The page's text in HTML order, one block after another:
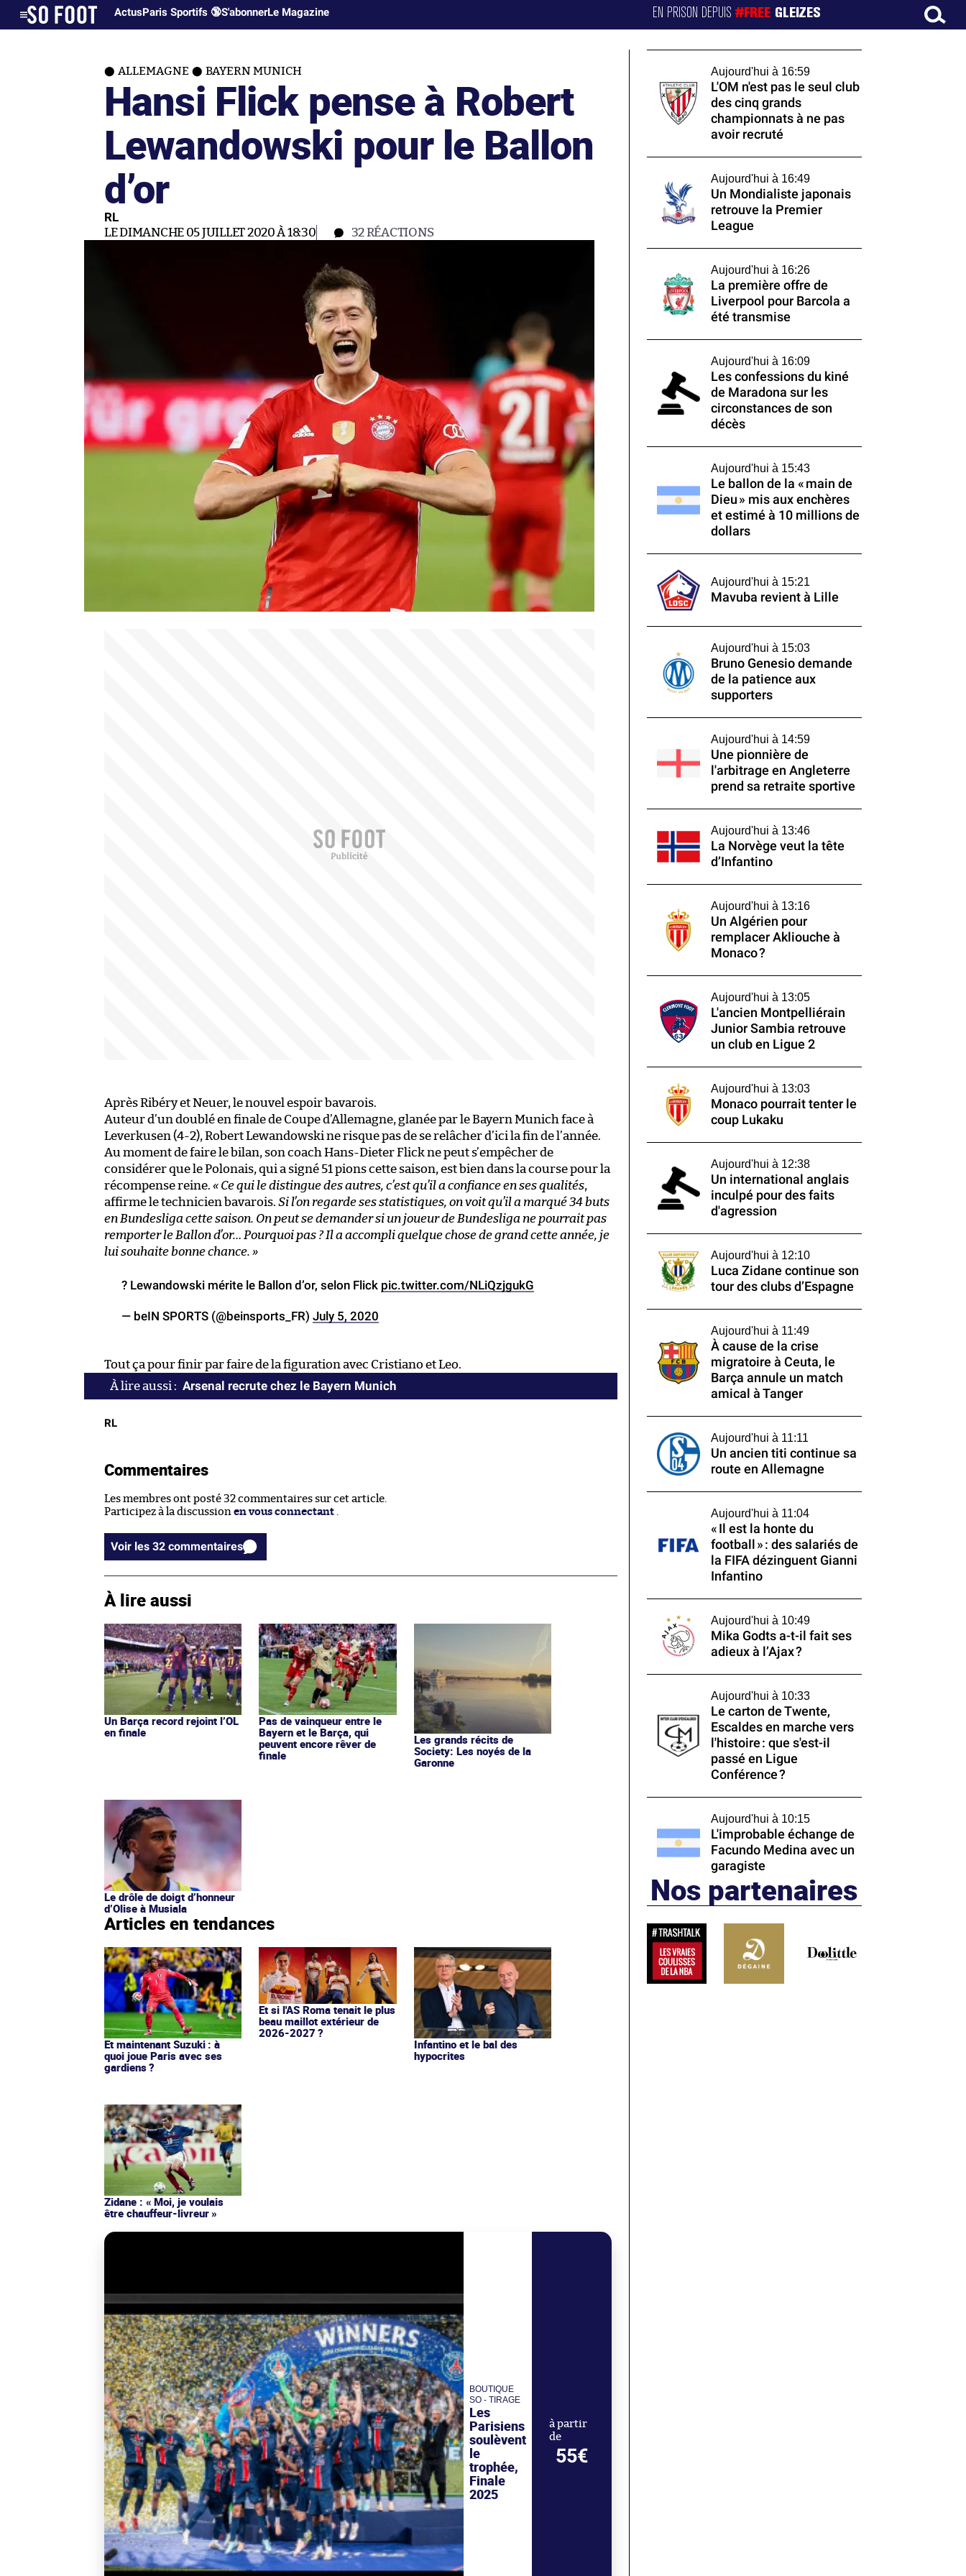
ActusParis Sportifs 🔞S'abonnerLe Magazine EN PRISON DEPUIS#FREE GLEIZES
ALLEMAGNE BAYERN MUNICH
Hansi Flick pense à Robert
Lewandowski pour le Ballon
d’or
RL
LE DIMANCHE 05 JUILLET 2020 À 18:30 32RÉACTIONS
Après Ribéry et Neuer, le nouvel espoir bavarois.
Auteur d’un doublé en finale de Coupe d’Allemagne, glanée par le Bayern Munich face à
Leverkusen (4-2), Robert Lewandowski ne risque pas de se relâcher d’ici la fin de l’année.
Au moment de faire le bilan, son coach Hans-Dieter Flick ne peut s’empêcher de
considérer que le Polonais, qui a signé 51 pions cette saison, est bien dans la course pour la
récompense reine. « Ce qui le distingue des autres, c’est qu’il a confiance en ses qualités,
affirme le technicien bavarois. Si l’on regarde ses statistiques, on voit qu’il a marqué 34 buts
en Bundesliga cette saison. On peut se demander si un joueur de Bundesliga ne pourrait pas
remporter le Ballon d’or… Pourquoi pas ? Il a accompli quelque chose de grand cette année, je
lui souhaite bonne chance. »
? Lewandowski mérite le Ballon d’or, selon Flick pic.twitter.com/NLiQzjgukG
— beIN SPORTS (@beinsports_FR) July 5, 2020
Tout ça pour finir par faire de la figuration avec Cristiano et Leo.
Arsenal recrute chez le Bayern Munich
RL
Commentaires
Les membres ont posté 32 commentaires sur cet article.
Participez à la discussion en vous connectant .
Voir les 32 commentaires
À lire aussi
Un Barça record rejoint l’OL
en finale
Pas de vainqueur entre le
Bayern et le Barça, qui
peuvent encore rêver de
finale
Les grands récits de
Society: Les noyés de la
Garonne
Le drôle de doigt d’honneur
d’Olise à Musiala
Articles en tendances
Et maintenant Suzuki : à
quoi joue Paris avec ses
gardiens ?
Et si l'AS Roma tenait le plus
beau maillot extérieur de
2026-2027 ?
Infantino et le bal des
hypocrites
Zidane : « Moi, je voulais
être chauffeur-livreur »
BOUTIQUE
SO - TIRAGE
Les
Parisiens
soulèvent
le
trophée,
Finale
2025
à partir
de
55€
Aujourd'hui à 16:59
L'OM n'est pas le seul club
des cinq grands
championnats à ne pas
avoir recruté
Aujourd'hui à 16:49
Un Mondialiste japonais
retrouve la Premier
League
Aujourd'hui à 16:26
La première offre de
Liverpool pour Barcola a
été transmise
Aujourd'hui à 16:09
Les confessions du kiné
de Maradona sur les
circonstances de son
décès
Aujourd'hui à 15:43
Le ballon de la « main de
Dieu » mis aux enchères
et estimé à 10 millions de
dollars
Aujourd'hui à 15:21
Mavuba revient à Lille
Aujourd'hui à 15:03
Bruno Genesio demande
de la patience aux
supporters
Aujourd'hui à 14:59
Une pionnière de
l'arbitrage en Angleterre
prend sa retraite sportive
Aujourd'hui à 13:46
La Norvège veut la tête
d’Infantino
Aujourd'hui à 13:16
Un Algérien pour
remplacer Akliouche à
Monaco ?
Aujourd'hui à 13:05
L'ancien Montpelliérain
Junior Sambia retrouve
un club en Ligue 2
Aujourd'hui à 13:03
Monaco pourrait tenter le
coup Lukaku
Aujourd'hui à 12:38
Un international anglais
inculpé pour des faits
d'agression
Aujourd'hui à 12:10
Luca Zidane continue son
tour des clubs d’Espagne
Aujourd'hui à 11:49
À cause de la crise
migratoire à Ceuta, le
Barça annule un match
amical à Tanger
Aujourd'hui à 11:11
Un ancien titi continue sa
route en Allemagne
Aujourd'hui à 11:04
« Il est la honte du
football » : des salariés de
la FIFA dézinguent Gianni
Infantino
Aujourd'hui à 10:49
Mika Godts a-t-il fait ses
adieux à l’Ajax ?
Aujourd'hui à 10:33
Le carton de Twente,
Escaldes en marche vers
l'histoire : que s'est-il
passé en Ligue
Conférence ?
Aujourd'hui à 10:15
L'improbable échange de
Facundo Medina avec un
garagiste
Nos partenaires